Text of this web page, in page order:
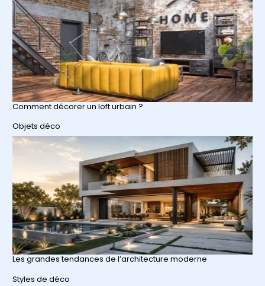
Comment décorer un loft urbain ?
Par rapport à
Objets déco
Les grandes tendances de l’architecture moderne
Par rapport à
Styles de déco